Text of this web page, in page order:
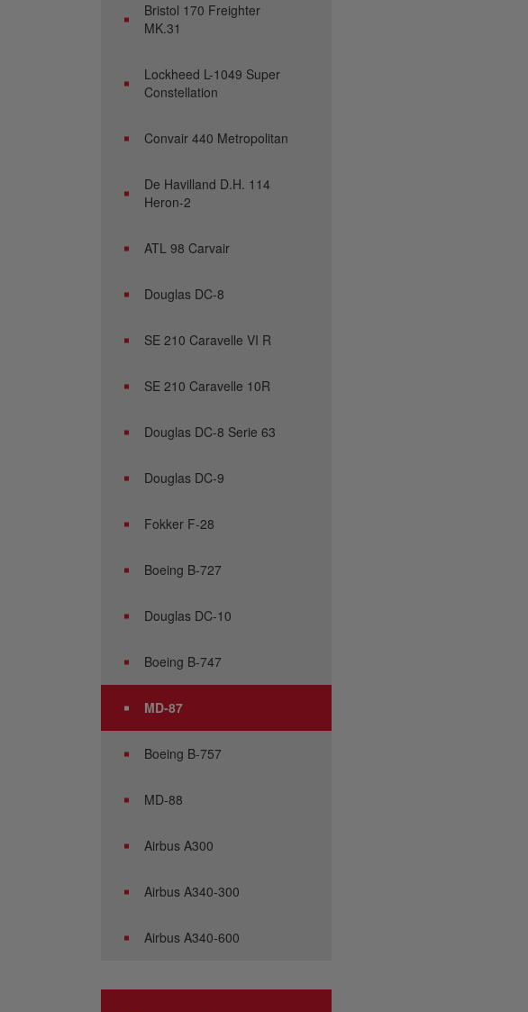
Bristol 170 Freighter
MK.31
Lockheed L-1049 Super
Constellation
Convair 440 Metropolitan
De Havilland D.H. 114
Heron-2
ATL 98 Carvair
Douglas DC-8
SE 210 Caravelle VI R
SE 210 Caravelle 10R
Douglas DC-8 Serie 63
Douglas DC-9
Fokker F-28
Boeing B-727
Douglas DC-10
Boeing B-747
MD-87
Boeing B-757
MD-88
Airbus A300
Airbus A340-300
Airbus A340-600